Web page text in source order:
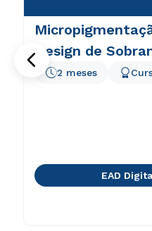
Design de
2 meses
EAD